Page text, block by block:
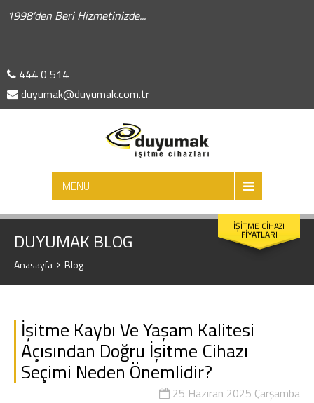
1998'den Beri Hizmetinizde...
444 0 514
duyumak@duyumak.com.tr
MENÜ
İŞİTME CİHAZI
FİYATLARI
DUYUMAK BLOG
Anasayfa Blog
İşitme Kaybı Ve Yaşam Kalitesi
Açısından Doğru İşitme Cihazı
Seçimi Neden Önemlidir?
25 Haziran 2025 Çarşamba